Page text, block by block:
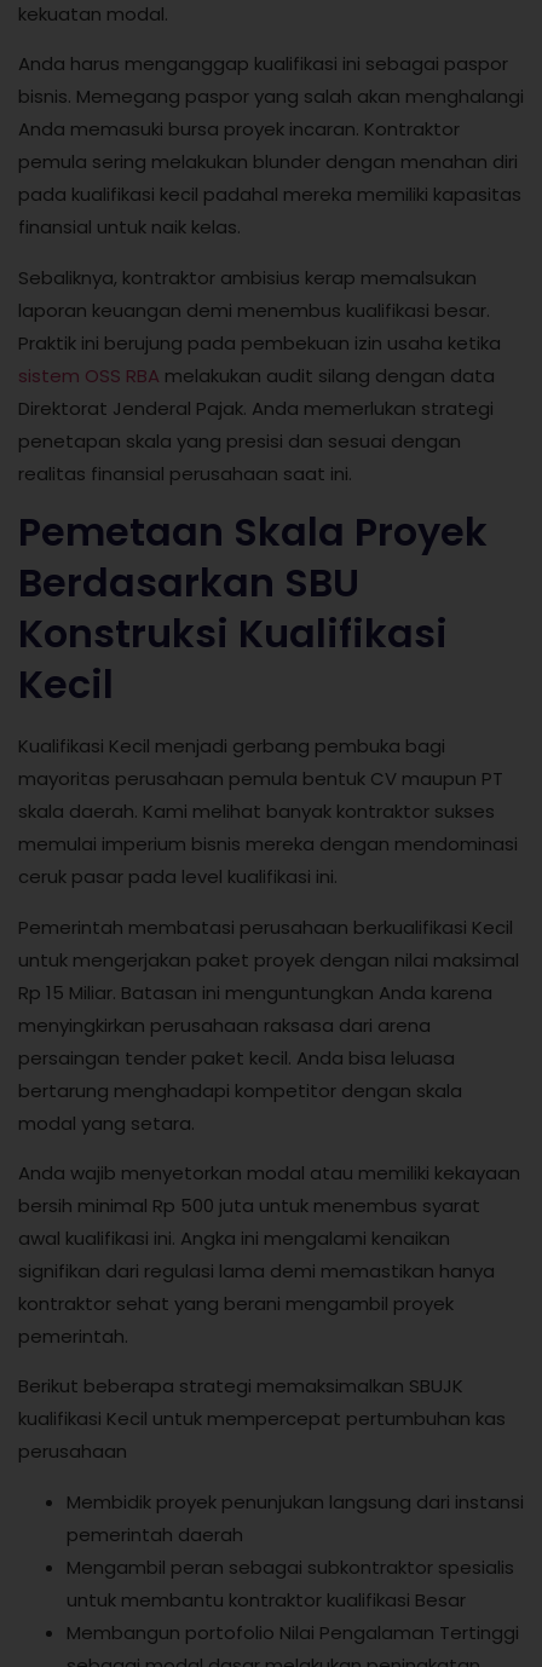
kekuatan modal.
Anda harus menganggap kualifikasi ini sebagai paspor
bisnis. Memegang paspor yang salah akan menghalangi
Anda memasuki bursa proyek incaran. Kontraktor
pemula sering melakukan blunder dengan menahan diri
pada kualifikasi kecil padahal mereka memiliki kapasitas
finansial untuk naik kelas.
Sebaliknya, kontraktor ambisius kerap memalsukan
laporan keuangan demi menembus kualifikasi besar.
Praktik ini berujung pada pembekuan izin usaha ketika
sistem OSS RBA melakukan audit silang dengan data
Direktorat Jenderal Pajak. Anda memerlukan strategi
penetapan skala yang presisi dan sesuai dengan
realitas finansial perusahaan saat ini.
Pemetaan Skala Proyek
Berdasarkan SBU
Konstruksi Kualifikasi
Kecil
Kualifikasi Kecil menjadi gerbang pembuka bagi
mayoritas perusahaan pemula bentuk CV maupun PT
skala daerah. Kami melihat banyak kontraktor sukses
memulai imperium bisnis mereka dengan mendominasi
ceruk pasar pada level kualifikasi ini.
Pemerintah membatasi perusahaan berkualifikasi Kecil
untuk mengerjakan paket proyek dengan nilai maksimal
Rp 15 Miliar. Batasan ini menguntungkan Anda karena
menyingkirkan perusahaan raksasa dari arena
persaingan tender paket kecil. Anda bisa leluasa
bertarung menghadapi kompetitor dengan skala
modal yang setara.
Anda wajib menyetorkan modal atau memiliki kekayaan
bersih minimal Rp 500 juta untuk menembus syarat
awal kualifikasi ini. Angka ini mengalami kenaikan
signifikan dari regulasi lama demi memastikan hanya
kontraktor sehat yang berani mengambil proyek
pemerintah.
Berikut beberapa strategi memaksimalkan SBUJK
kualifikasi Kecil untuk mempercepat pertumbuhan kas
perusahaan
Membidik proyek penunjukan langsung dari instansi
pemerintah daerah
Mengambil peran sebagai subkontraktor spesialis
untuk membantu kontraktor kualifikasi Besar
Membangun portofolio Nilai Pengalaman Tertinggi